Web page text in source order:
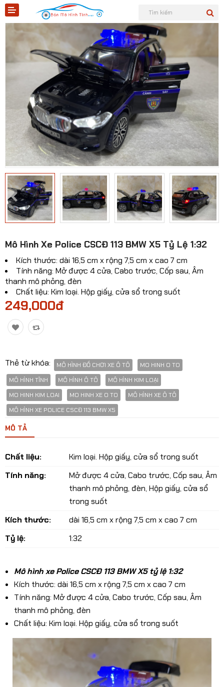
Shopee
Tiktok
Sản phẩm
Tin tức
Liên hệ
Mô hình quân sự
Mô hình xe cơ giới
Mô hình Xe cổ
Tỷ lệ mô hình
Mô hình lắp ráp
Mô hình nhân vật
Mô hình xe mô tô - xe máy
Xem thêm danh mục
So sánh
​Mô Hình Xe Police CSCĐ 113 BMW X5 Tỷ Lệ 1:32
Kích thước: dài 16,5 cm x rộng 7,5 cm x cao 7 cm
Tính năng: Mở được 4 cửa, Cabo trước, Cốp sau, Âm
thanh mô phỏng, đèn
Chất liệu: Kim loại. Hộp giấy, cửa sổ trong suốt
249,000đ
Thẻ từ khóa: MÔ HÌNH ĐỒ CHƠI XE Ô TÔ
MO HINH O TO
MÔ HÌNH TĨNH
MÔ HÌNH Ô TÔ
MÔ HÌNH KIM LOẠI
MO HINH KIM LOAI
MO HINH XE O TO
MÔ HÌNH XE Ô TÔ
​MÔ HÌNH XE POLICE CSCĐ 113 BMW X5
MÔ TẢ
Chất liệu:
Kim loại. Hộp giấy, cửa sổ trong suốt
Tính năng:
Mở được 4 cửa, Cabo trước, Cốp sau, Âm
thanh mô phỏng, đèn, Hộp giấy, cửa sổ
trong suốt
Kích thước:
dài 16,5 cm x rộng 7,5 cm x cao 7 cm
Tỷ lệ:
1:32
Mô hình xe Police CSCĐ 113 BMW X5 tỷ lệ 1:32
Kích thước: dài 16,5 cm x rộng 7,5 cm x cao 7 cm
Tính năng: Mở được 4 cửa, Cabo trước, Cốp sau, Âm
thanh mô phỏng, đèn
Chất liệu: Kim loại. Hộp giấy, cửa sổ trong suốt